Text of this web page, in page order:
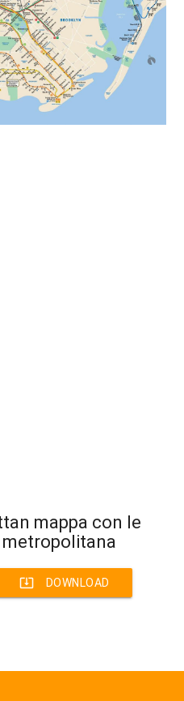
mappa con le
system_update_alt DOWNLOAD